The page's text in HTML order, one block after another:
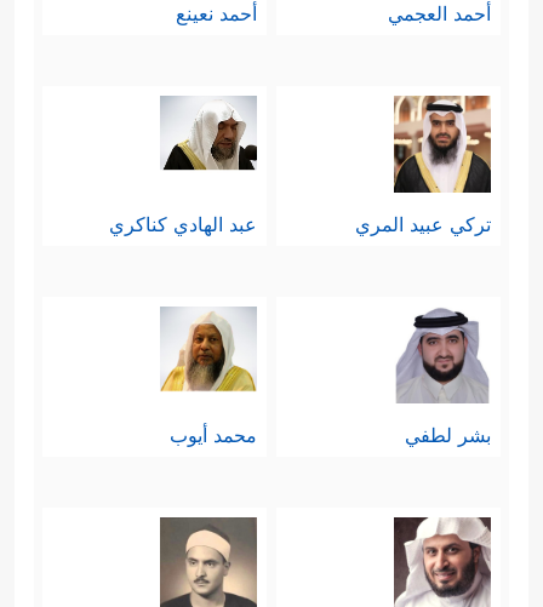
أحمد العجمي أحمد نعينع
تركي عبيد المري عبد الهادي كناكري
بشر لطفي محمد أيوب